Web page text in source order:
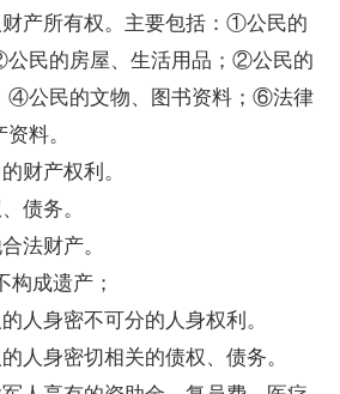
产所有权。主要包括：①公民的
民的房屋、生活用品；②公民的
④公民的文物、图书资料；⑥法律
料。
财产权利。
债务。
法财产。
成遗产；
人身密不可分的人身权利。
人身密切相关的债权、债务。